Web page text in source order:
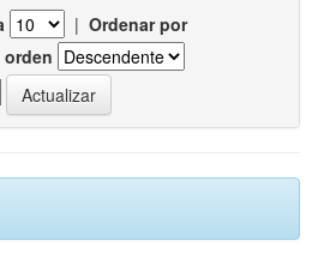
| Ordenar por
orden